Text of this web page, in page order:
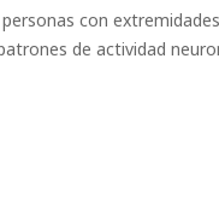
con
de actividad